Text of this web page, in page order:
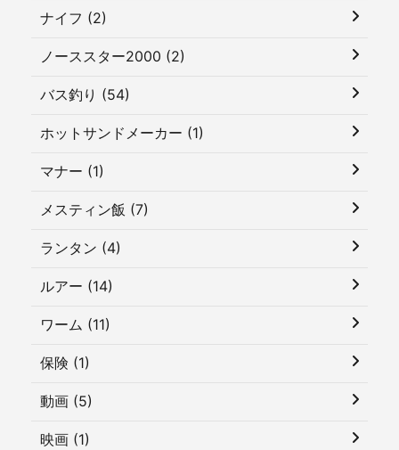
ナイフ (2)
ノーススター2000 (2)
バス釣り (54)
ホットサンドメーカー (1)
マナー (1)
メスティン飯 (7)
ランタン (4)
ルアー (14)
ワーム (11)
保険 (1)
動画 (5)
映画 (1)